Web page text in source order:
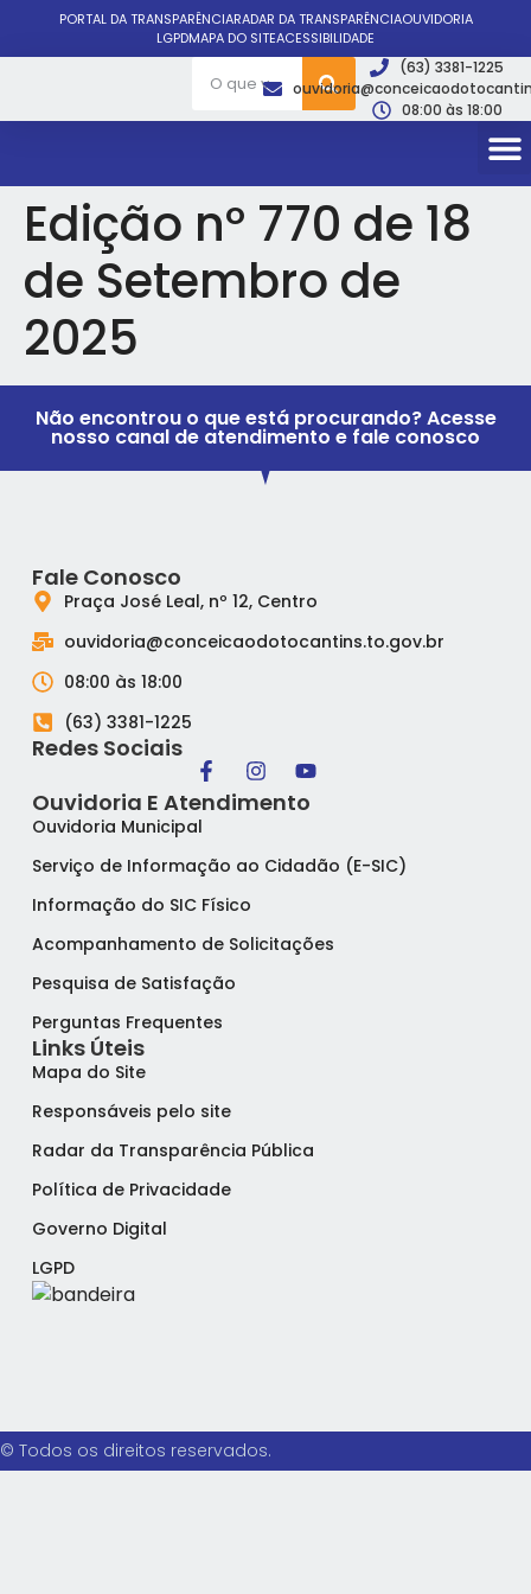
PORTAL DA TRANSPARÊNCIARADAR DA TRANSPARÊNCIAOUVIDORIA
LGPDMAPA DO SITEACESSIBILIDADE
(63) 3381-1225
08:00 às 18:00
Edição nº 770 de 18
de Setembro de
2025
Não encontrou o que está procurando? Acesse
nosso canal de atendimento e fale conosco
Fale Conosco
Praça José Leal, nº 12, Centro
ouvidoria@conceicaodotocantins.to.gov.br
08:00 às 18:00
(63) 3381-1225
Redes Sociais
Ouvidoria E Atendimento
Ouvidoria Municipal
Serviço de Informação ao Cidadão (E-SIC)
Informação do SIC Físico
Acompanhamento de Solicitações
Pesquisa de Satisfação
Perguntas Frequentes
Links Úteis
Mapa do Site
Responsáveis pelo site
Radar da Transparência Pública
Política de Privacidade
Governo Digital
LGPD
© Todos os direitos reservados.